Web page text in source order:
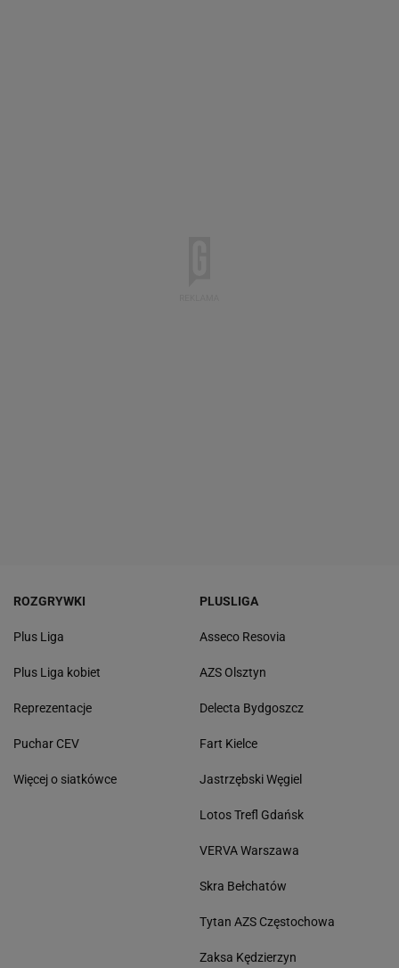
ROZGRYWKI
Plus Liga
Plus Liga kobiet
Reprezentacje
Puchar CEV
Więcej o siatkówce
PLUSLIGA
Asseco Resovia
AZS Olsztyn
Delecta Bydgoszcz
Fart Kielce
Jastrzębski Węgiel
Lotos Trefl Gdańsk
VERVA Warszawa
Skra Bełchatów
Tytan AZS Częstochowa
Zaksa Kędzierzyn